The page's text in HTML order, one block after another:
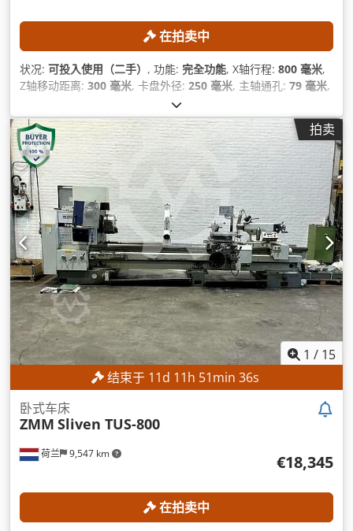
在拍卖中
状况: 可投入使用（二手） , 功能: 完全功能, X轴行程: 800 毫米,
Z轴移动距离: 300 毫米, 卡盘外径: 250 毫米, 主轴通孔: 79 毫米,
拍卖
1 / 15
结束于 11d 11h 51min 34s
荷兰 9,547 km
卧式车床
ZMM Sliven TUS-800
€18,345
在拍卖中